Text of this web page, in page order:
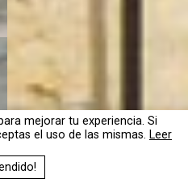
mejorar tu experiencia. Si
el uso de las mismas. Leer